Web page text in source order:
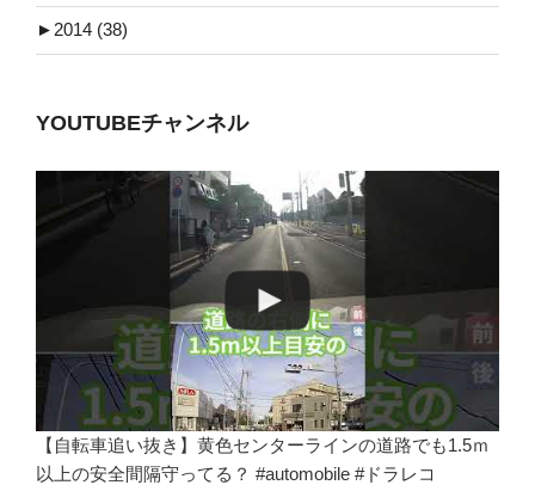
► 2014 (38)
YOUTUBEチャンネル
【自転車追い抜き】黄色センターラインの道路でも1.5ｍ
以上の安全間隔守ってる？ #automobile #ドラレコ